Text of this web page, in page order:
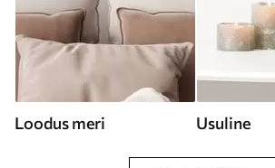
Loodus meri Usuline